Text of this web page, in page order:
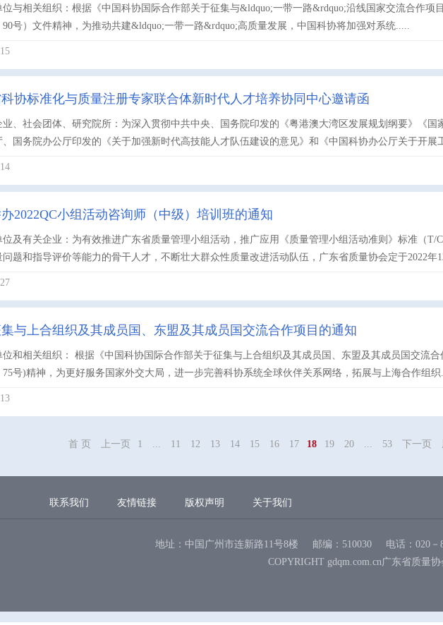
位与相关组织：根据《中国科协国际合作部关于征集与&ldquo;一带一路&rdquo;沿线国家交流合作项
90号）文件精神，为推动共建&ldquo;一带一路&rdquo;高质量发展，中国科协将加强对系统.....
协标准化与质量注册专家联合体新时代人才培养协同中心邀请函
业、社会团体、研究院所：为深入贯彻中共中央、国务院印发的《粤港澳大湾区发展规划纲要》《国
、国务院办公厅印发的《关于加强新时代高技能人才队伍建设的意见》和《中国科协办公厅关于开展
2022QC小组活动咨询师（中级）培训班的通知
位及有关企业：为有效推进广东省质量管理小组活动，推广应用《质量管理小组活动准则》标准（T/
问题和指导评价等能力的骨干人才，不断壮大群众性质量改进活动队伍，广东省质量协会定于2022年
与上合组织及其成员国、东盟及其成员国交流合作项目的通知
位和相关组织： 根据《中国科协国际合作部关于征集与上合组织及其成员国、东盟及其成员国交流
75号)精神，为更好服务国家外交大局，进一步完善科协系统全球伙伴关系网络，拓展与上海合作组织
首 页 上一页 1 ... 11 12 13 14 15 16 17 18 19 20 ... 53 下一页
联系我们 友情链接 版权声明 关于我们
地址：中国广州市连新路11号8楼 邮编：510030 电话：020－
COPYRIGHT gdqm.com.cn广东省质量